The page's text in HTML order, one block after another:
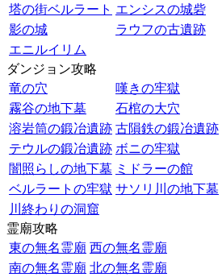
塔の街ベルラート エンシスの城砦
影の城
ラウフの古遺跡
エニルイリム
ダンジョン攻略
竜の穴
嘆きの牢獄
霧谷の地下墓
石棺の大穴
溶岩筒の鍛冶遺跡 古隕鉄の鍛冶遺跡
テウルの鍛冶遺跡 ボニの牢獄
闇照らしの地下墓 ミドラーの館
ベルラートの牢獄 サソリ川の地下墓
川終わりの洞窟
霊廟攻略
東の無名霊廟 西の無名霊廟
南の無名霊廟 北の無名霊廟